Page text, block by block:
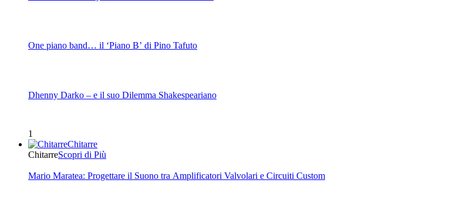
One piano band… il ‘Piano B’ di Pino Tafuto
Dhenny Darko – e il suo Dilemma Shakespeariano
1
Chitarre
ChitarreScopri di Più
Mario Maratea: Progettare il Suono tra Amplificatori Valvolari e Circuiti Custom